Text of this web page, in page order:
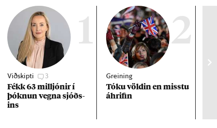
1
Viðskipti 3
Fékk 63 millj­ón­ir í
þókn­un vegna sjóðs­
ins
2
Greining
Tóku völd­in en misstu
áhrif­in